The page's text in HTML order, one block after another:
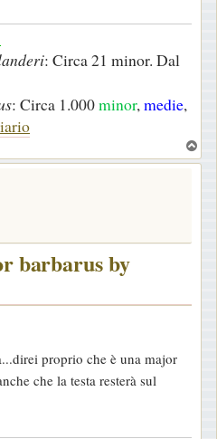
: Circa 21 minor. Dal
: Circa 1.000minor,medie,
o
barbarus by
proprio che è una major
che la testa resterà sul